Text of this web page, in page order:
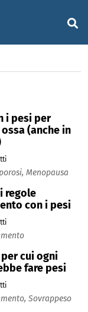
i pesi per
(anche in
Menopausa
regole
con i pesi
cui ogni
fare pesi
Sovrappeso